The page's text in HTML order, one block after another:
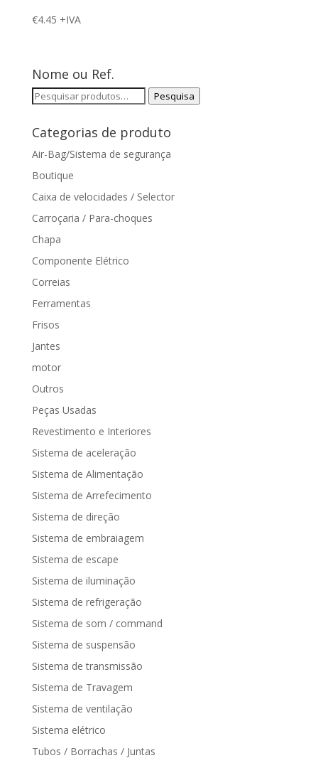
€4.45 +IVA
Nome ou Ref.
Pesquisar
Pesquisa
Categorias de produto
Air-Bag/Sistema de segurança
Boutique
Caixa de velocidades / Selector
Carroçaria / Para-choques
Chapa
Componente Elétrico
Correias
Ferramentas
Frisos
Jantes
motor
Outros
Peças Usadas
Revestimento e Interiores
Sistema de aceleração
Sistema de Alimentação
Sistema de Arrefecimento
Sistema de direção
Sistema de embraiagem
Sistema de escape
Sistema de iluminação
Sistema de refrigeração
Sistema de som / command
Sistema de suspensão
Sistema de transmissão
Sistema de Travagem
Sistema de ventilação
Sistema elétrico
Tubos / Borrachas / Juntas